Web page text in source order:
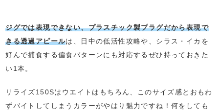
ジグでは表現できない、プラスチック製プラグだから表現で
きる透過アピールは、日中の低活性攻略や、シラス・イカを
好んで捕食する偏食パターンにも対応するぜひ持っておきた
い1本。
リライズ150Sはウエイトはもちろん、このサイズ感とおもわ
ずバイトしてしまうカラーがやはり魅力ですね！何をしても